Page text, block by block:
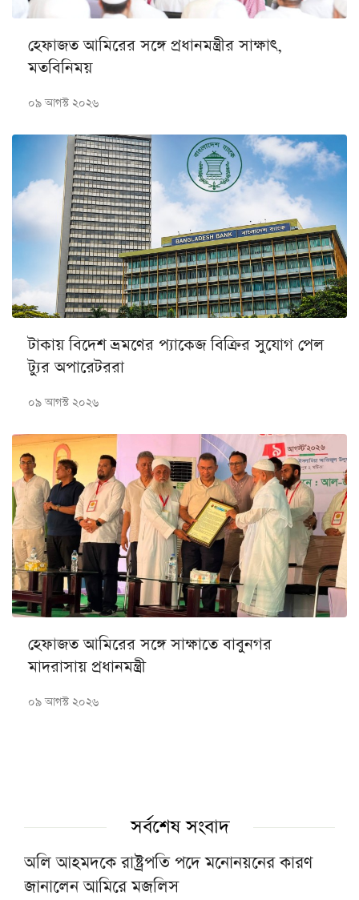
হেফাজত আমিরের সঙ্গে প্রধানমন্ত্রীর সাক্ষাৎ,
মতবিনিময়
০৯ আগস্ট ২০২৬
টাকায় বিদেশ ভ্রমণের প্যাকেজ বিক্রির সুযোগ পেল
ট্যুর অপারেটররা
০৯ আগস্ট ২০২৬
হেফাজত আমিরের সঙ্গে সাক্ষাতে বাবুনগর
মাদরাসায় প্রধানমন্ত্রী
০৯ আগস্ট ২০২৬
সর্বশেষ সংবাদ
অলি আহমদকে রাষ্ট্রপতি পদে মনোনয়নের কারণ
জানালেন আমিরে মজলিস